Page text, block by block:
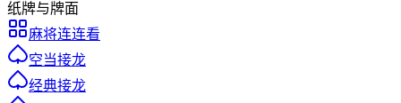
纸牌与牌面
麻将连连看
空当接龙
经典接龙